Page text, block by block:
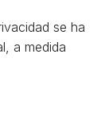
se ha
a medida